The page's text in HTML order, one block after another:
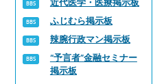
近代医学・医療掲示板
ふじむら掲示板
辣腕行政マン掲示板
“予言者”金融セミナー
掲示板